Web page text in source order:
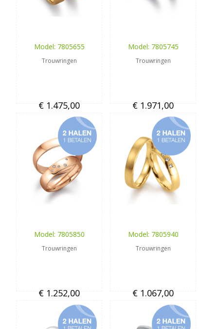
Model: 7805655
Trouwringen
€ 1.475,00
Model: 7805745
Trouwringen
€ 1.971,00
Model: 7805850
Trouwringen
€ 1.252,00
Model: 7805940
Trouwringen
€ 1.067,00